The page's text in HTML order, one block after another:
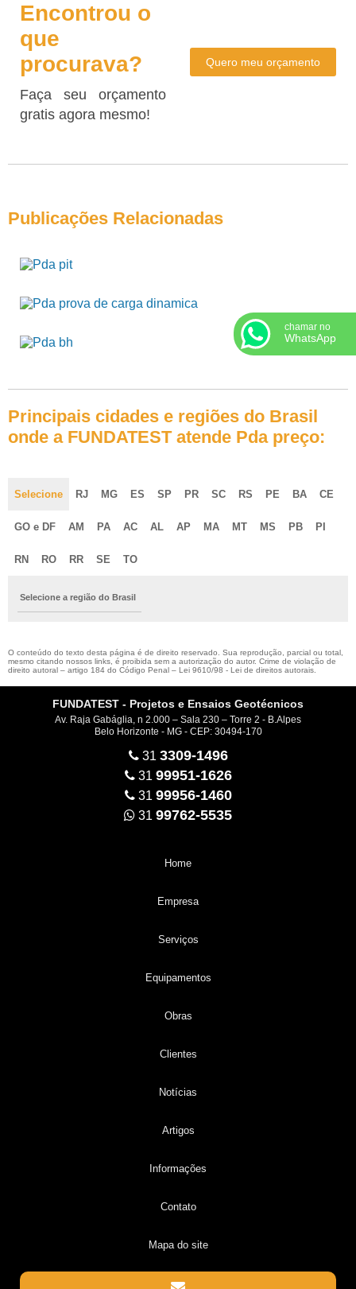
Encontrou o
que
procurava?
Faça seu orçamento
gratis agora mesmo!
Quero meu orçamento
Publicações Relacionadas
Principais cidades e regiões do Brasil
onde a FUNDATEST atende Pda preço:
Selecione RJ MG ES SP PR SC RS PE BA CE
GO e DF AM PA AC AL AP MA MT MS PB PI
RN RO RR SE TO
Selecione a região do Brasil
O conteúdo do texto desta página é de direito reservado. Sua reprodução, parcial ou total,
mesmo citando nossos links, é proibida sem a autorização do autor. Crime de violação de
direito autoral – artigo 184 do Código Penal – Lei 9610/98 - Lei de direitos autorais
FUNDATEST - Projetos e Ensaios Geotécnicos
Av. Raja Gabáglia, n 2.000 – Sala 230 – Torre 2 - B.Alpes
Belo Horizonte - MG - CEP: 30494-170
31 3309-1496
31 99951-1626
31 99956-1460
31 99762-5535
Home
Empresa
Serviços
Equipamentos
Obras
Clientes
Notícias
Artigos
Informações
Contato
Mapa do site
chamar no
WhatsApp